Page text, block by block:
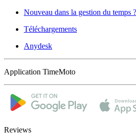
Nouveau dans la gestion du temps ?
Téléchargements
Anydesk
Application TimeMoto
Reviews